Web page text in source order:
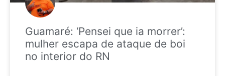
Guamaré: ‘Pensei que ia morrer’:
mulher escapa de ataque de boi
no interior do RN